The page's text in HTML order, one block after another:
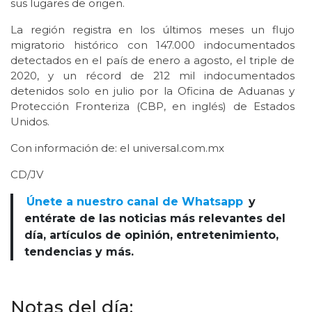
sus lugares de origen.
La región registra en los últimos meses un flujo
migratorio histórico con 147.000 indocumentados
detectados en el país de enero a agosto, el triple de
2020, y un récord de 212 mil indocumentados
detenidos solo en julio por la Oficina de Aduanas y
Protección Fronteriza (CBP, en inglés) de Estados
Unidos.
Con información de: el universal.com.mx
CD/JV
Únete a nuestro canal de Whatsapp y
entérate de las noticias más relevantes del
día, artículos de opinión, entretenimiento,
tendencias y más.
Notas del día: